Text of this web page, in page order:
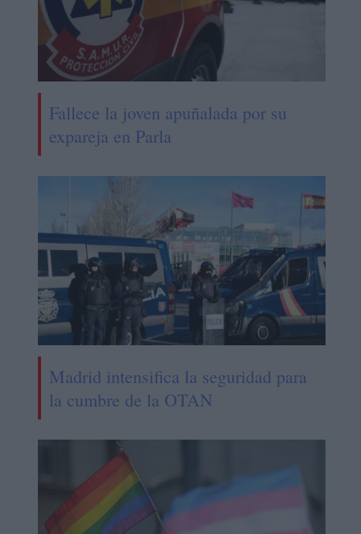
Fallece la joven apuñalada por su
expareja en Parla
Madrid intensifica la seguridad para
la cumbre de la OTAN